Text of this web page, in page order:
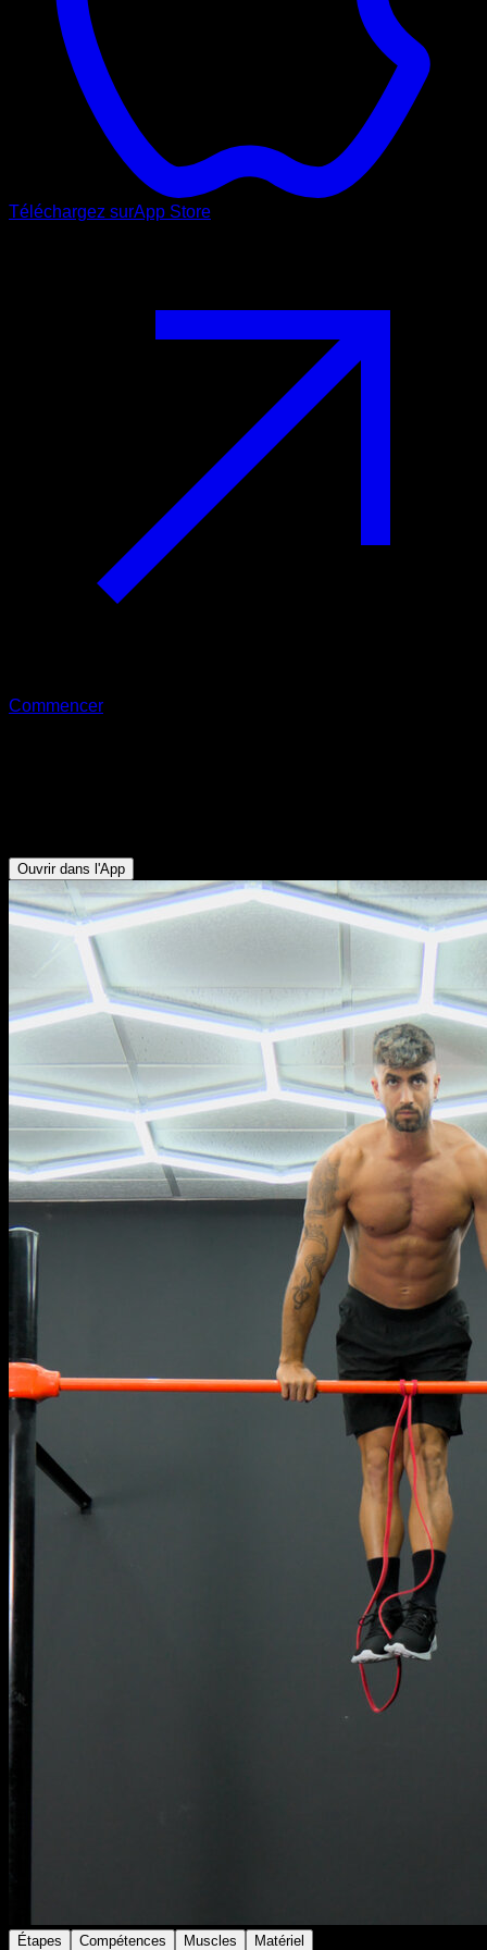
Téléchargez surApp Store
Commencer
Ouvrir dans l'App
Étapes Compétences Muscles Matériel